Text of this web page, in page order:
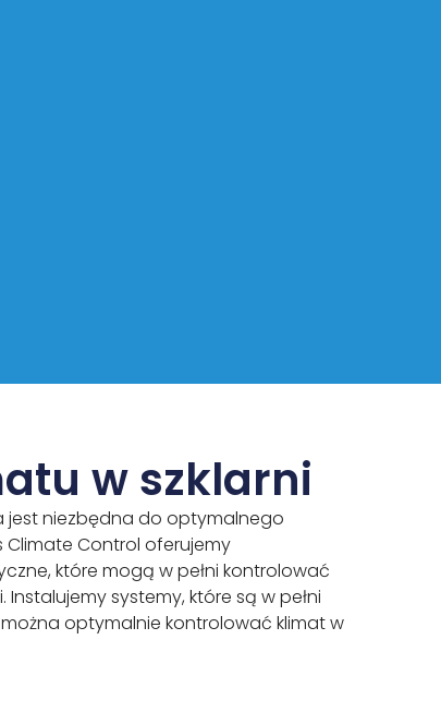
w szklarni
jest niezbędna do optymalnego
Climate Control oferujemy
które mogą w pełni kontrolować
systemy, które są w pełni
optymalnie kontrolować klimat w